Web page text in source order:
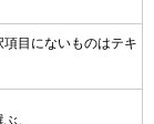
目にないものはテキ
。